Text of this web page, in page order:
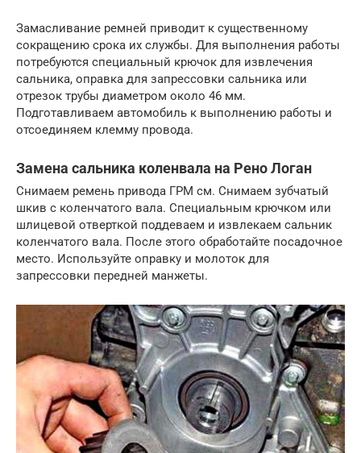
Замасливание ремней приводит к существенному
сокращению срока их службы. Для выполнения работы
потребуются специальный крючок для извлечения
сальника, оправка для запрессовки сальника или
отрезок трубы диаметром около 46 мм.
Подготавливаем автомобиль к выполнению работы и
отсоединяем клемму провода.
Замена сальника коленвала на Рено Логан
Снимаем ремень привода ГРМ см. Снимаем зубчатый
шкив с коленчатого вала. Специальным крючком или
шлицевой отверткой поддеваем и извлекаем сальник
коленчатого вала. После этого обработайте посадочное
место. Используйте оправку и молоток для
запрессовки передней манжеты.